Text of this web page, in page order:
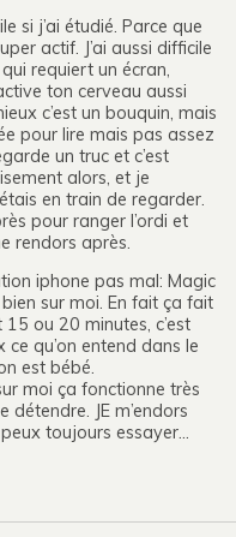
si j’ai étudié. Parce que
actif. J’ai aussi difficile
requiert un écran,
ton cerveau aussi
c’est un bouquin, mais
pour lire mais pas assez
un truc et c’est
alors, et je
en train de regarder.
pour ranger l’ordi et
rendors après.
iphone pas mal: Magic
sur moi. En fait ça fait
ou 20 minutes, c’est
qu’on entend dans le
est bébé.
moi ça fonctionne très
JE m’endors
toujours essayer…